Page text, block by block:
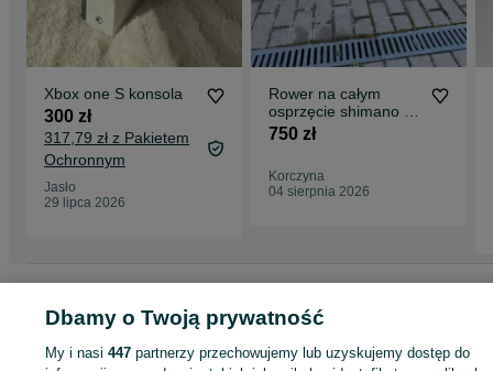
Xbox one S konsola
300 zł
317,79 zł z Pakietem
Ochronnym
Jasło
29 lipca 2026
Rower na całym
osprzęcie shimano LX
rama56
750 zł
Korczyna
04 sierpnia 2026
Podkarpackie
Xbox - Jasło
Dbamy o Twoją prywatność
My i nasi447 partnerzy przechowujemy lub uzyskujemy dostęp do